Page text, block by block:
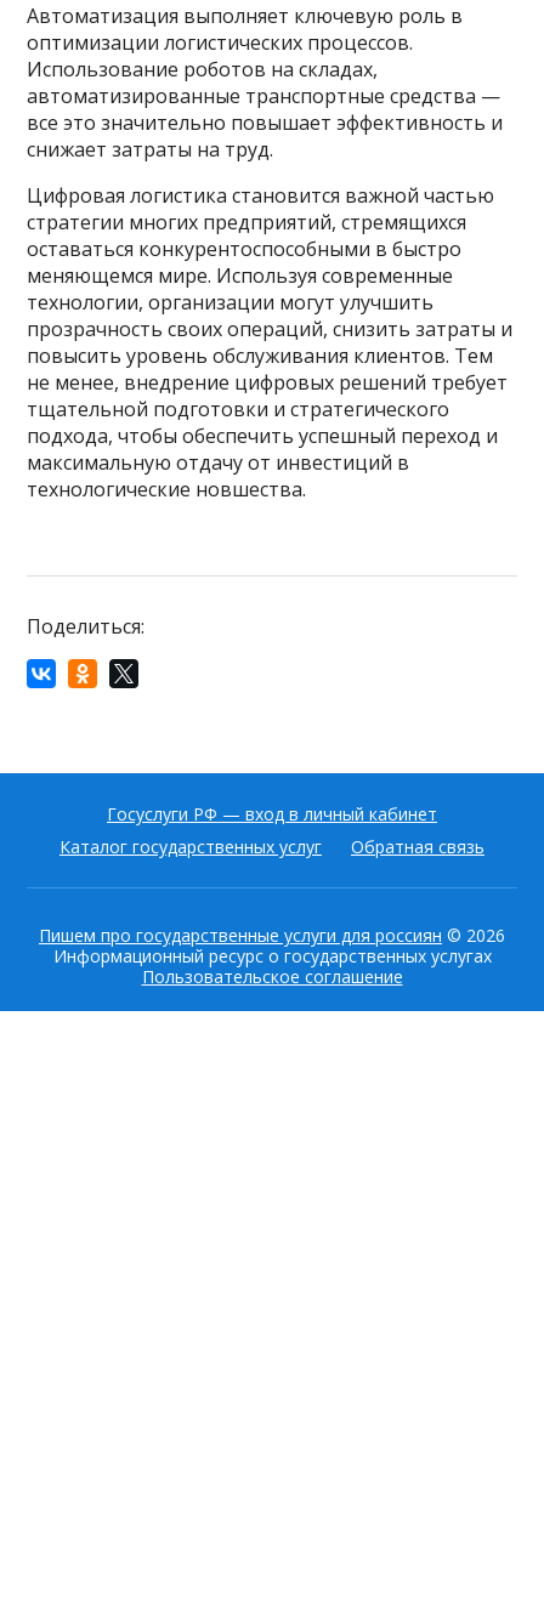
Автоматизация выполняет ключевую роль в
оптимизации логистических процессов.
Использование роботов на складах,
автоматизированные транспортные средства —
все это значительно повышает эффективность и
снижает затраты на труд.
Цифровая логистика становится важной частью
стратегии многих предприятий, стремящихся
оставаться конкурентоспособными в быстро
меняющемся мире. Используя современные
технологии, организации могут улучшить
прозрачность своих операций, снизить затраты и
повысить уровень обслуживания клиентов. Тем
не менее, внедрение цифровых решений требует
тщательной подготовки и стратегического
подхода, чтобы обеспечить успешный переход и
максимальную отдачу от инвестиций в
технологические новшества.
Поделиться:
Госуслуги РФ — вход в личный кабинет
Каталог государственных услуг
Обратная связь
Пишем про государственные услуги для россиян © 2026
Информационный ресурс о государственных услугах
Пользовательское соглашение